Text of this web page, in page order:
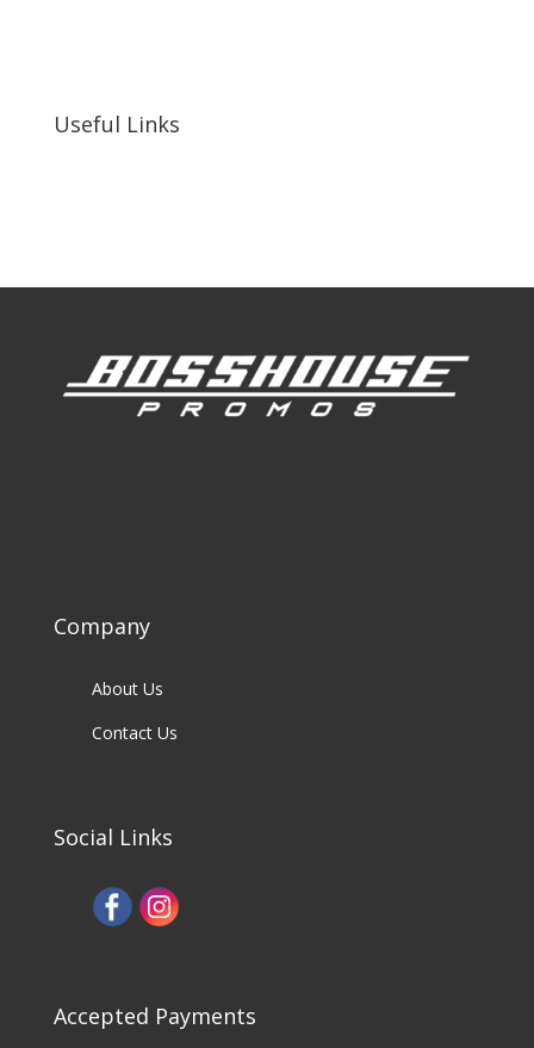
Useful Links
Company
About Us
Contact Us
Social Links
Accepted Payments